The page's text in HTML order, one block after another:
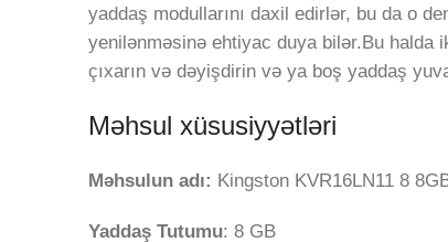
yaddaş modullarını daxil edirlər, bu da o
yenilənməsinə ehtiyac duya bilər.Bu halda
çıxarın və dəyişdirin və ya boş yaddaş
Məhsul xüsusiyyətləri
Məhsulun adı: Kingston KVR16LN11 8
Yaddaş Tutumu: 8 GB